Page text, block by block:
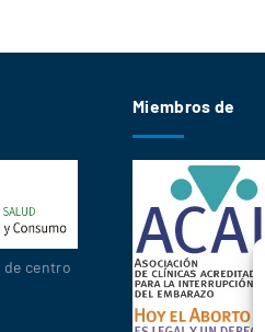
centro
Miembros de